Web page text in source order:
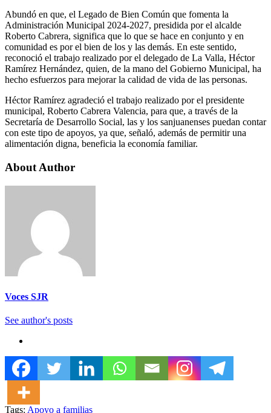
Abundó en que, el Legado de Bien Común que fomenta la
Administración Municipal 2024-2027, presidida por el alcalde
Roberto Cabrera, significa que lo que se hace en conjunto y en
comunidad es por el bien de los y las demás. En este sentido,
reconoció el trabajo realizado por el delegado de La Valla, Héctor
Ramírez Hernández, quien, de la mano del Gobierno Municipal, ha
hecho esfuerzos para mejorar la calidad de vida de las personas.
Héctor Ramírez agradeció el trabajo realizado por el presidente
municipal, Roberto Cabrera Valencia, para que, a través de la
Secretaría de Desarrollo Social, las y los sanjuanenses puedan contar
con este tipo de apoyos, ya que, señaló, además de permitir una
alimentación digna, beneficia la economía familiar.
About Author
Voces SJR
See author's posts
Tags: Apoyo a familias